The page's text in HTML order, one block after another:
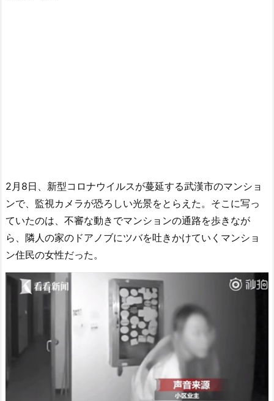
2月8日、新型コロナウイルスが蔓延する武漢市のマンショ
ンで、監視カメラが恐ろしい光景をとらえた。そこに写っ
ていたのは、不審な動きでマンションの通路を歩きなが
ら、隣人の家のドアノブにツバを吐きかけていくマンショ
ン住民の女性だった。